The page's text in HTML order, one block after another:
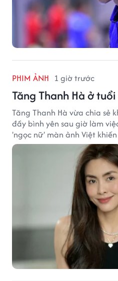
PHIM ẢNH 1 giờ trước
Tăng Thanh Hà ở
Tăng Thanh Hà vừa chia sẻ
đầy bình yên sau giờ làm
'ngọc nữ' màn ảnh Việt
sau hơn một thập kỷ rời xa